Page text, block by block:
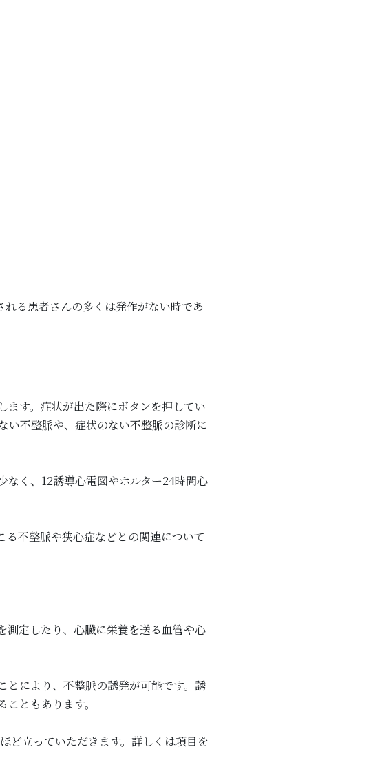
る患者さんの多くは発作がない時であ
ます。症状が出た際にボタンを押してい
い不整脈や、症状のない不整脈の診断に
なく、12誘導心電図やホルター24時間心
不整脈や狭心症などとの関連について
測定したり、心臓に栄養を送る血管や心
とにより、不整脈の誘発が可能です。誘
ともあります。
ど立っていただきます。詳しくは項目を